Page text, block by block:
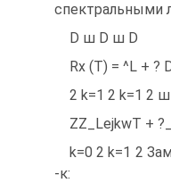
спектральными
D ш D ш D
Rx (T) = ^L + ?
2 k=1 2 k=1 2
ZZ_LejkwT +
k=0 2 k=1 2
-к: